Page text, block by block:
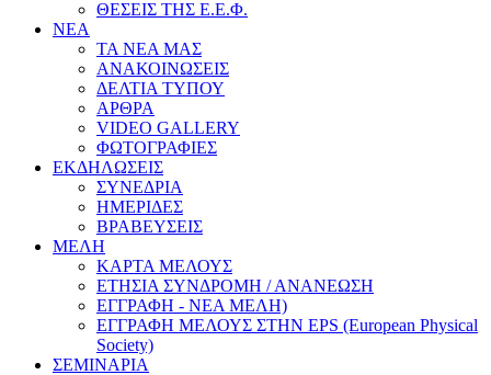
ΘΕΣΕΙΣ ΤΗΣ Ε.Ε.Φ.
ΝΕΑ
ΤΑ ΝΕΑ ΜΑΣ
ΑΝΑΚΟΙΝΩΣΕΙΣ
ΔΕΛΤΙΑ ΤΥΠΟΥ
ΑΡΘΡΑ
VIDEO GALLERY
ΦΩΤΟΓΡΑΦΙΕΣ
ΕΚΔΗΛΩΣΕΙΣ
ΣΥΝΕΔΡΙΑ
ΗΜΕΡΙΔΕΣ
ΒΡΑΒΕΥΣΕΙΣ
ΜΕΛΗ
ΚΑΡΤΑ ΜΕΛΟΥΣ
ΕΤΗΣΙΑ ΣΥΝΔΡΟΜΗ / ΑΝΑΝΕΩΣΗ
ΕΓΓΡΑΦΗ - ΝΕΑ ΜΕΛΗ)
ΕΓΓΡΑΦΗ ΜΕΛΟΥΣ ΣΤΗΝ EPS (European Physical
Society)
ΣΕΜΙΝΑΡΙΑ